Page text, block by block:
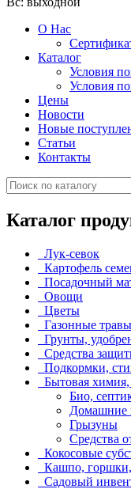
О Нас
Каталог
Условия
Условия
Цены
Новости
Новые
Статьи
Контакты
Каталог
Лук-севок
Картофель
Посадочный
Овощи
Цветы
Газонные
Грунты,
Средства
Подкормки,
Бытовая химия,
Био,
Домашние
Грызуны
Средства
Кокосовые
Кашпо, горшки,
Садовый